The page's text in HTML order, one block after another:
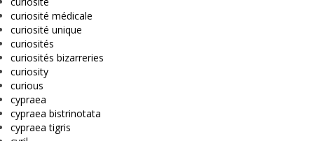
curiosité médicale
curiosité unique
curiosités
curiosités bizarreries
curiosity
curious
cypraea
cypraea bistrinotata
cypraea tigris